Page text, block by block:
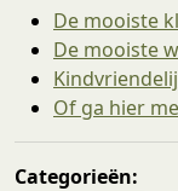
De mooiste
De mooiste
Of ga hier
Categorieën: